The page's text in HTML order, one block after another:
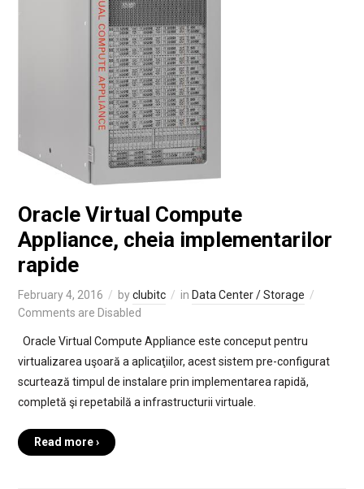
Oracle Virtual Compute
Appliance, cheia implementarilor
rapide
February 4, 2016 byclubitc in Data Center / Storage
Comments are Disabled
Oracle Virtual Compute Appliance este conceput pentru
virtualizarea uşoară a aplicaţiilor, acest sistem pre-configurat
scurtează timpul de instalare prin implementarea rapidă,
completă şi repetabilă a infrastructurii virtuale.
Read more ›